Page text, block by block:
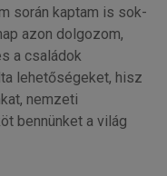
során kaptam is sok-
azon dolgozom,
a családok
lehetőségeket, hisz
nemzeti
bennünket a világ